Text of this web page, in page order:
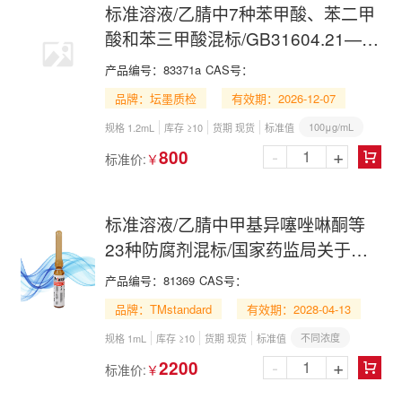
标准溶液/乙腈中7种苯甲酸、苯二甲
酸和苯三甲酸混标/GB31604.21—
2025/食品接触材料及制品 苯甲酸、
苯二甲酸和苯三甲酸迁移量的测定
产品编号： 83371a CAS号：
品牌：坛墨质检
有效期：2026-12-07
规格 1.2mL 库存 ≥10 货期 现货 标准值 100μg/mL
标准价: ￥800 
- +
标准溶液/乙腈中甲基异噻唑啉酮等
23种防腐剂混标/国家药监局关于化
妆品安全技术规范(2015年版)新增项
目/23 Preservative Mix in
Acetonitrile
产品编号： 81369 CAS号：
品牌：TMstandard
有效期：2028-04-13
规格 1mL 库存 ≥10 货期 现货 标准值 不同浓度
标准价: ￥2200 
- +